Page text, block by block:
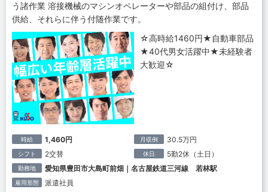
う諸作業 溶接機械のマシンオペレーターや部品の組付け、部品
供給、それらに伴う付随作業です。
☆高時給1460円★自動車部品
★40代男女活躍中★未経験者
大歓迎☆
時給 1,460円 月収例 30.5万円
シフト 2交替 休日 5勤2休（土日）
勤務地 愛知県豊田市大島町前畑｜名古屋鉄道三河線 若林駅
雇用形態 派遣社員